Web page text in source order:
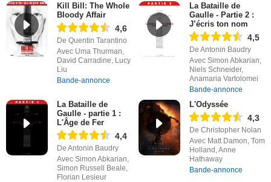
Kill Bill: The Whole
Bloody Affair
4,6
De Quentin Tarantino
Avec Uma Thurman,
David Carradine, Lucy
Liu
Bande-annonce
La Bataille de
Gaulle - Partie 2 :
J’écris ton nom
4,5
De Antonin Baudry
Avec Simon Abkarian,
Niels Schneider,
Anamaria Vartolomei
Bande-annonce
La Bataille de
Gaulle - partie 1 :
L'Âge de Fer
4,4
De Antonin Baudry
Avec Simon Abkarian,
Simon Russell Beale,
Florian Lesieur
L'Odyssée
4,3
De Christopher Nolan
Avec Matt Damon, Tom
Holland, Anne
Hathaway
Bande-annonce